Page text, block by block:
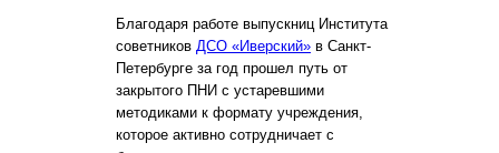
Благодаря работе выпускниц Института
советников ДСО «Иверский» в Санкт-
Петербурге за год прошел путь от
закрытого ПНИ с устаревшими
методиками к формату учреждения,
которое активно сотрудничает с